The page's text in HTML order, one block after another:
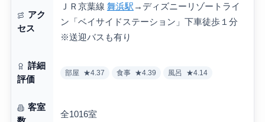
アク
セス
ＪＲ京葉線 舞浜駅 →ディズニーリゾートライ
ン「ベイサイドステーション」下車徒歩１分
※送迎バスも有り
詳細
評価
部屋 ★4.37 食事 ★4.39 風呂 ★4.14
客室
全1016室